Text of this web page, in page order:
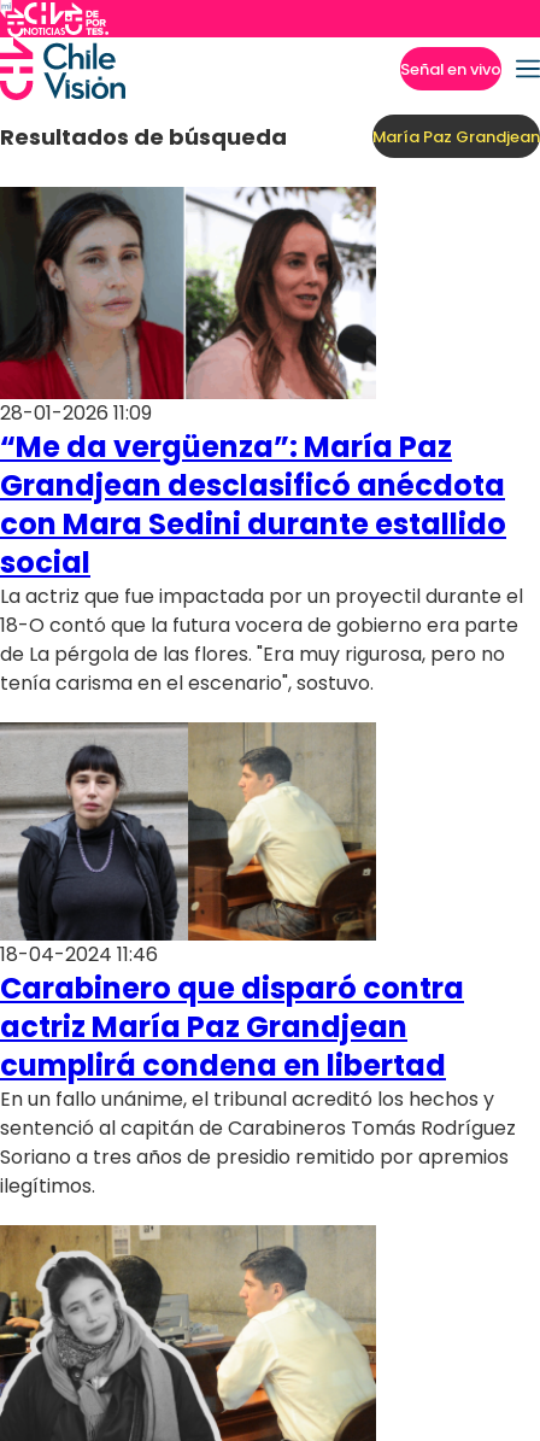
Señal en vivo
Resultados de búsqueda María Paz Grandjean
28-01-2026 11:09
“Me da vergüenza”: María Paz
Grandjean desclasificó anécdota
con Mara Sedini durante estallido
social
La actriz que fue impactada por un proyectil durante el
18-O contó que la futura vocera de gobierno era parte
de La pérgola de las flores. "Era muy rigurosa, pero no
tenía carisma en el escenario", sostuvo.
18-04-2024 11:46
Carabinero que disparó contra
actriz María Paz Grandjean
cumplirá condena en libertad
En un fallo unánime, el tribunal acreditó los hechos y
sentenció al capitán de Carabineros Tomás Rodríguez
Soriano a tres años de presidio remitido por apremios
ilegítimos.
Imperdibles
Programas
Club De La Comedia
Contigo en Directo
Plan Perfecto
Sabingo
Todos Los Programas